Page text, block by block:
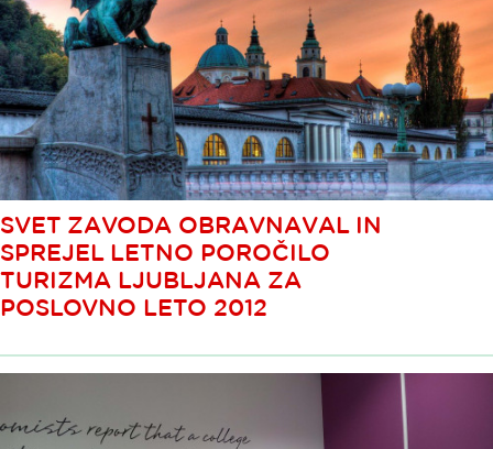
SVET ZAVODA OBRAVNAVAL IN
SPREJEL LETNO POROČILO
TURIZMA LJUBLJANA ZA
POSLOVNO LETO 2012